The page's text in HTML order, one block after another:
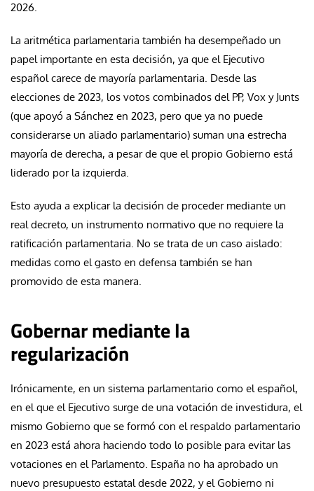
2026.
La aritmética parlamentaria también ha desempeñado un
papel importante en esta decisión, ya que el Ejecutivo
español carece de mayoría parlamentaria. Desde las
elecciones de 2023, los votos combinados del PP, Vox y Junts
(que apoyó a Sánchez en 2023, pero que ya no puede
considerarse un aliado parlamentario) suman una estrecha
mayoría de derecha, a pesar de que el propio Gobierno está
liderado por la izquierda.
Esto ayuda a explicar la decisión de proceder mediante un
real decreto, un instrumento normativo que no requiere la
ratificación parlamentaria. No se trata de un caso aislado:
medidas como el gasto en defensa también se han
promovido de esta manera.
Gobernar mediante la
regularización
Irónicamente, en un sistema parlamentario como el español,
en el que el Ejecutivo surge de una votación de investidura, el
mismo Gobierno que se formó con el respaldo parlamentario
en 2023 está ahora haciendo todo lo posible para evitar las
votaciones en el Parlamento. España no ha aprobado un
nuevo presupuesto estatal desde 2022, y el Gobierno ni